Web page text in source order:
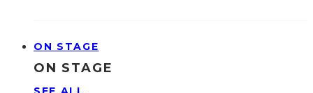
ON STAGE
ON STAGE